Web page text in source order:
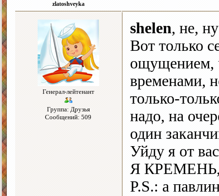
zlatoshveyka
Генерал-лейтенант
Группа: Друзья
Сообщений: 509
shelen, не,
Вот только
ощущением,
временами,
только-
надо, на
один
Уйду я от
Я
P.S.: а